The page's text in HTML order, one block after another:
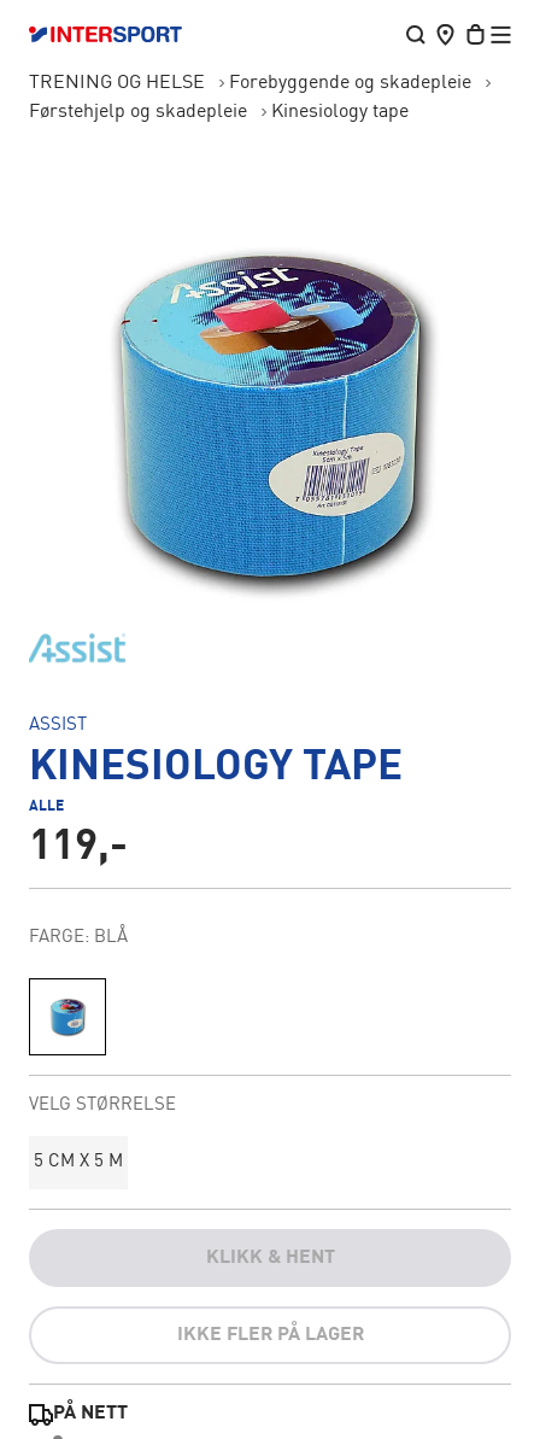
TRENING OG HELSE
Forebyggende og skadepleie
Førstehjelp og skadepleie
Kinesiology tape
ASSIST
KINESIOLOGY TAPE
ALLE
119,-
FARGE: BLÅ
VELG STØRRELSE
5 CM X 5 M
KLIKK & HENT
IKKE FLER PÅ LAGER
PÅ NETT